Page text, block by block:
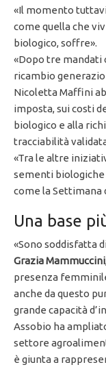
«Il momento
come quella che
biologico, soffre».
«Dopo tre mandati
ricambio
Nicoletta Maffini
imposta, sui costi
biologico e alla
tracciabilità
«Tra le altre
sementi
come la Settimana
Una base
«Sono soddisfatta
Grazia Mammuccini
presenza
anche da questo
grande capacità
Assobio ha
settore
è giunta a